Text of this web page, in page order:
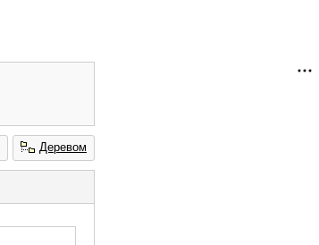
Деревом